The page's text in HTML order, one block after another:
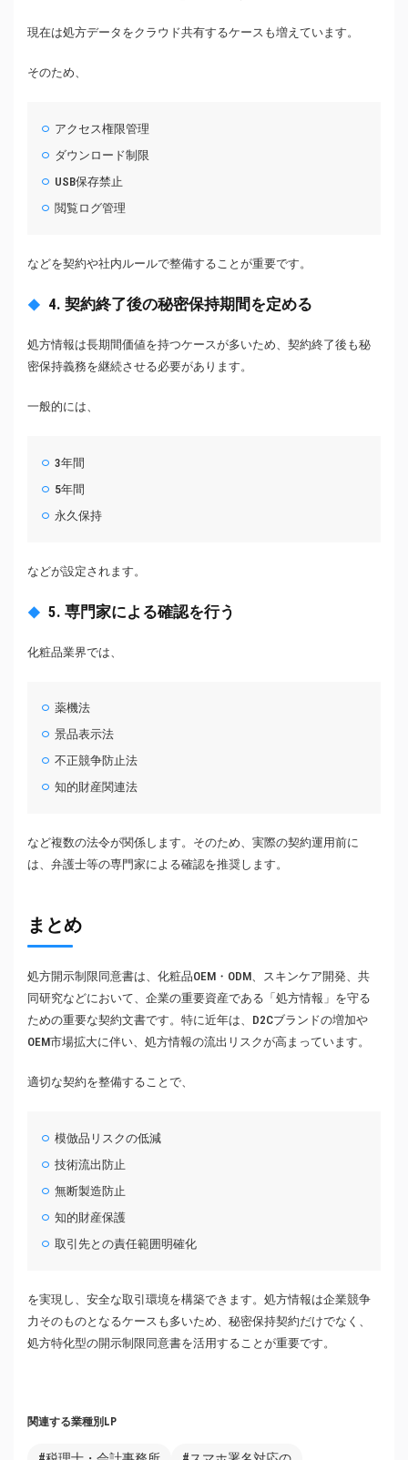
現在は処方データをクラウド共有するケースも増えています。
そのため、
アクセス権限管理
ダウンロード制限
USB保存禁止
閲覧ログ管理
などを契約や社内ルールで整備することが重要です。
4. 契約終了後の秘密保持期間を定める
処方情報は長期間価値を持つケースが多いため、契約終了後も秘
密保持義務を継続させる必要があります。
一般的には、
3年間
5年間
永久保持
などが設定されます。
5. 専門家による確認を行う
化粧品業界では、
薬機法
景品表示法
不正競争防止法
知的財産関連法
など複数の法令が関係します。そのため、実際の契約運用前に
は、弁護士等の専門家による確認を推奨します。
まとめ
処方開示制限同意書は、化粧品OEM・ODM、スキンケア開発、共
同研究などにおいて、企業の重要資産である「処方情報」を守る
ための重要な契約文書です。特に近年は、D2Cブランドの増加や
OEM市場拡大に伴い、処方情報の流出リスクが高まっています。
適切な契約を整備することで、
模倣品リスクの低減
技術流出防止
無断製造防止
知的財産保護
取引先との責任範囲明確化
を実現し、安全な取引環境を構築できます。処方情報は企業競争
力そのものとなるケースも多いため、秘密保持契約だけでなく、
処方特化型の開示制限同意書を活用することが重要です。
関連する業種別LP